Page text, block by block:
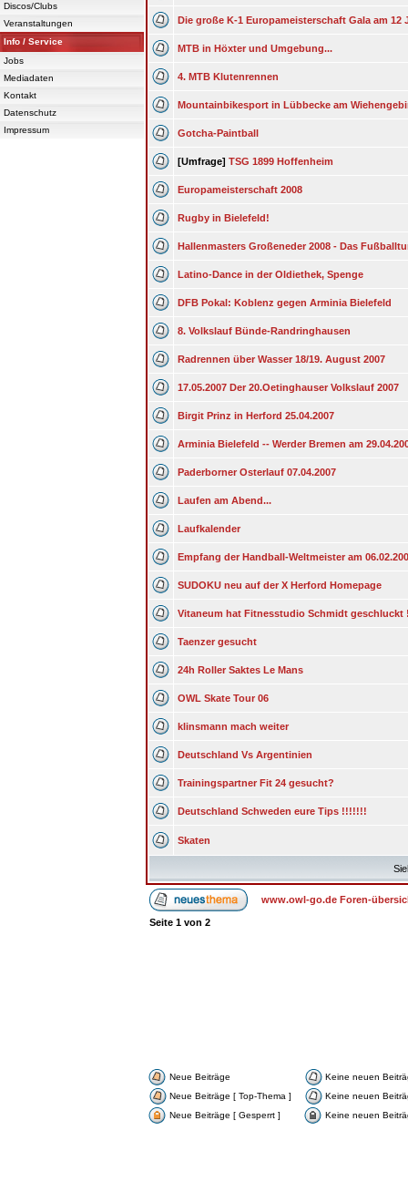
Discos/Clubs
Veranstaltungen
Info / Service
Jobs
Mediadaten
Kontakt
Datenschutz
Impressum
Die große K-1 Europameisterschaft Gala am 12
MTB in Höxter und Umgebung...
4. MTB Klutenrennen
Mountainbikesport in Lübbecke am
Gotcha-Paintball
[Umfrage] TSG 1899 Hoffenheim
Europameisterschaft 2008
Rugby in Bielefeld!
Hallenmasters Großeneder 2008 - Das
Latino-Dance in der Oldiethek, Spenge
DFB Pokal: Koblenz gegen Arminia Bielefeld
8. Volkslauf Bünde-Randringhausen
Radrennen über Wasser 18/19. August 2007
17.05.2007 Der 20.Oetinghauser Volkslauf 2007
Birgit Prinz in Herford 25.04.2007
Arminia Bielefeld -- Werder Bremen am
Paderborner Osterlauf 07.04.2007
Laufen am Abend...
Laufkalender
Empfang der Handball-Weltmeister am
SUDOKU neu auf der X Herford Homepage
Vitaneum hat Fitnesstudio Schmidt geschluckt
Taenzer gesucht
24h Roller Saktes Le Mans
OWL Skate Tour 06
klinsmann mach weiter
Deutschland Vs Argentinien
Trainingspartner Fit 24 gesucht?
Deutschland Schweden eure Tips !!!!!!!
Skaten
www.owl-go.de Foren-
Seite 1 von 2
Neue Beiträge
Keine neuen
Neue Beiträge [ Top-Thema ]
Keine neuen
Neue Beiträge [ Gesperrt ]
Keine neuen